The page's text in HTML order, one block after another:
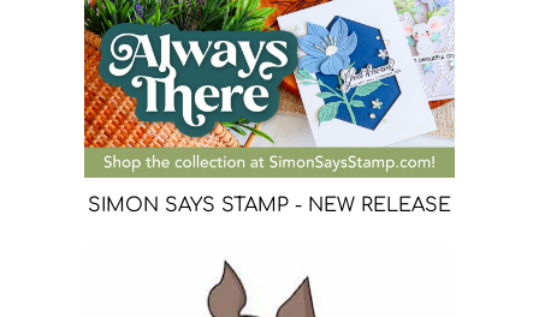
SIMON SAYS STAMP - NEW RELEASE